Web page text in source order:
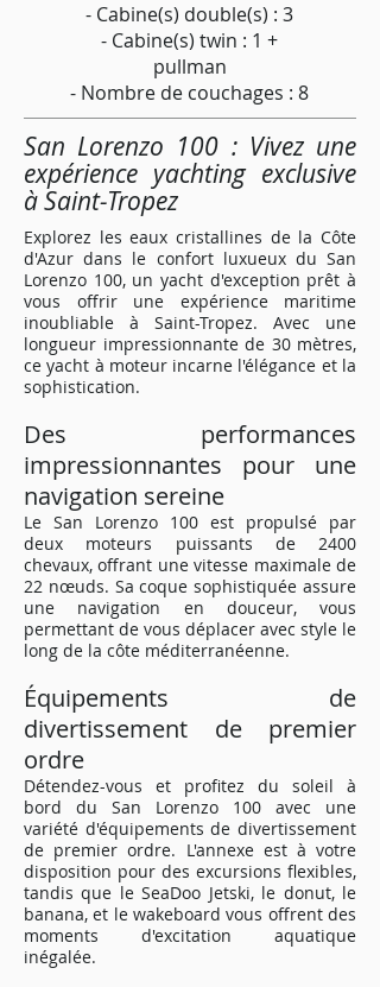
- Cabine(s) double(s) : 3
- Cabine(s) twin : 1 +
pullman
- Nombre de couchages : 8
San Lorenzo 100 : Vivez une
expérience yachting exclusive
à Saint-Tropez
Explorez les eaux cristallines de la Côte
d'Azur dans le confort luxueux du San
Lorenzo 100, un yacht d'exception prêt à
vous offrir une expérience maritime
inoubliable à Saint-Tropez. Avec une
longueur impressionnante de 30 mètres,
ce yacht à moteur incarne l'élégance et la
sophistication.
Des performances
impressionnantes pour une
navigation sereine
Le San Lorenzo 100 est propulsé par
deux moteurs puissants de 2400
chevaux, offrant une vitesse maximale de
22 nœuds. Sa coque sophistiquée assure
une navigation en douceur, vous
permettant de vous déplacer avec style le
long de la côte méditerranéenne.
Équipements de
divertissement de premier
ordre
Détendez-vous et profitez du soleil à
bord du San Lorenzo 100 avec une
variété d'équipements de divertissement
de premier ordre. L'annexe est à votre
disposition pour des excursions flexibles,
tandis que le SeaDoo Jetski, le donut, le
banana, et le wakeboard vous offrent des
moments d'excitation aquatique
inégalée.